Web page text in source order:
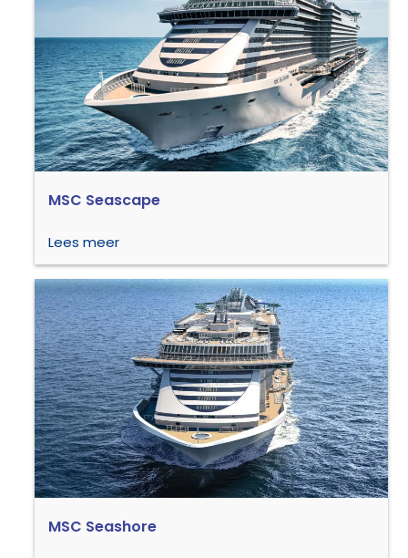
MSC Seascape
Lees meer
MSC Seashore